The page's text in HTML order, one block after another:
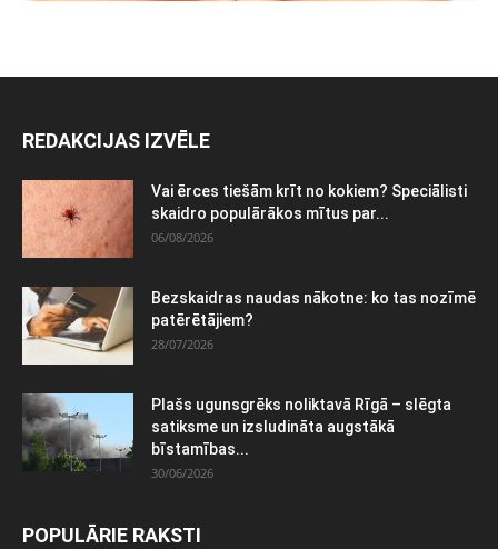
REDAKCIJAS IZVĒLE
Vai ērces tiešām krīt no kokiem? Speciālisti
skaidro populārākos mītus par...
06/08/2026
Bezskaidras naudas nākotne: ko tas nozīmē
patērētājiem?
28/07/2026
Plašs ugunsgrēks noliktavā Rīgā – slēgta
satiksme un izsludināta augstākā
bīstamības...
30/06/2026
POPULĀRIE RAKSTI